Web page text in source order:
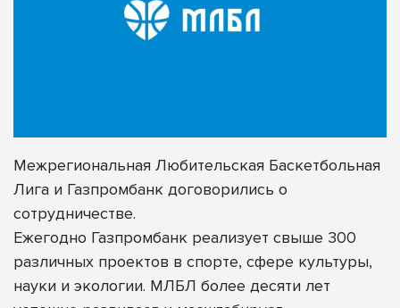
Межрегиональная Любительская Баскетбольная
Лига и Газпромбанк договорились о
сотрудничестве.
Ежегодно Газпромбанк реализует свыше 300
различных проектов в спорте, сфере культуры,
науки и экологии. МЛБЛ более десяти лет